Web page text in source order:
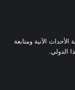
الآنية ومتابعة
الدولي.